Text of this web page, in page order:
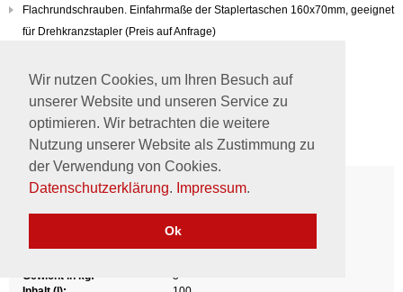
Wir nutzen Cookies, um Ihren Besuch auf
unserer Website und unseren Service zu
optimieren. Wir betrachten die weitere
Nutzung unserer Website als Zustimmung zu
der Verwendung von Cookies.
Datenschutzerklärung. Impressum.
Ok
Flachrundschrauben. Einfahrmaße der Staplertaschen 160x70mm, geeignet
für Drehkranzstapler (Preis auf Anfrage)
mit Lenkrollengestell (Preis auf Anfrage)
mit Flachdeckel (Preis auf Anfrage)
Produkteigenschaften
Art.-Nr.:
00800130
88 x 58 x 29 oben
Gewicht in kg:
5